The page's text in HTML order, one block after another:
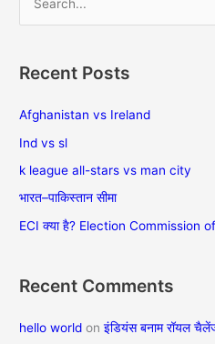
r
o
r
:
Recent Posts
Afghanistan vs Ireland
Ind vs sl
k league all-stars vs man city
भारत–पाकिस्तान सीमा
ECI क्या है? Election Commission
Recent Comments
hello world onइंडियंस बनाम रॉयल